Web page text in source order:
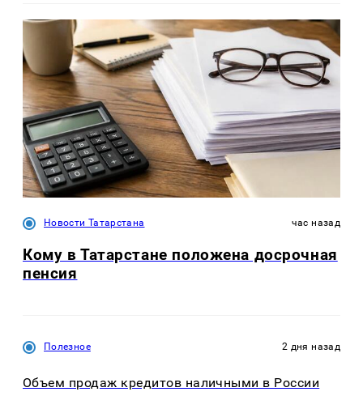
Новости Татарстана час назад
Кому в Татарстане положена досрочная
пенсия
Полезное 2 дня назад
Объем продаж кредитов наличными в России